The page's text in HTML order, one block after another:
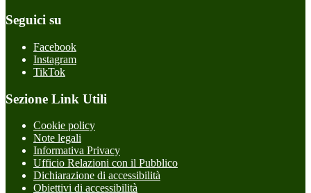
Seguici su
Facebook
Instagram
TikTok
Sezione Link Utili
Cookie policy
Note legali
Informativa Privacy
Ufficio Relazioni con il Pubblico
Dichiarazione di accessibilità
Obiettivi di accessibilità